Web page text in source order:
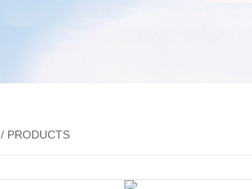
/ PRODUCTS